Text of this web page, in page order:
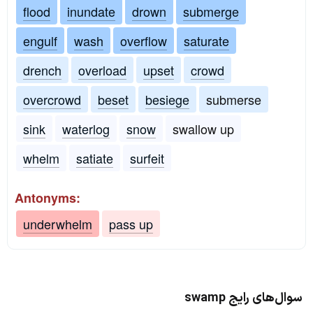
flood
inundate drown
submerge
engulf
wash overflow
saturate
drench
overload upset
crowd
overcrowd
beset besiege
submerse
sink
waterlog snow
swallow up
whelm
satiate surfeit
Antonyms:
underwhelm
pass up
سوال‌های رایج swamp